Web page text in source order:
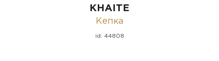
KHAITE
Кепка
id: 44808